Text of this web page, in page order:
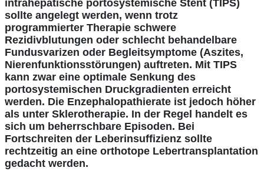
intrahepatische portosystemische Stent (TIPS)
sollte angelegt werden, wenn trotz
programmierter Therapie schwere
Rezidivblutungen oder schlecht behandelbare
Fundusvarizen oder Begleitsymptome (Aszites,
Nierenfunktionsstörungen) auftreten. Mit TIPS
kann zwar eine optimale Senkung des
portosystemischen Druckgradienten erreicht
werden. Die Enzephalopathierate ist jedoch höher
als unter Sklerotherapie. In der Regel handelt es
sich um beherrschbare Episoden. Bei
Fortschreiten der Leberinsuffizienz sollte
rechtzeitig an eine orthotope Lebertransplantation
gedacht werden.